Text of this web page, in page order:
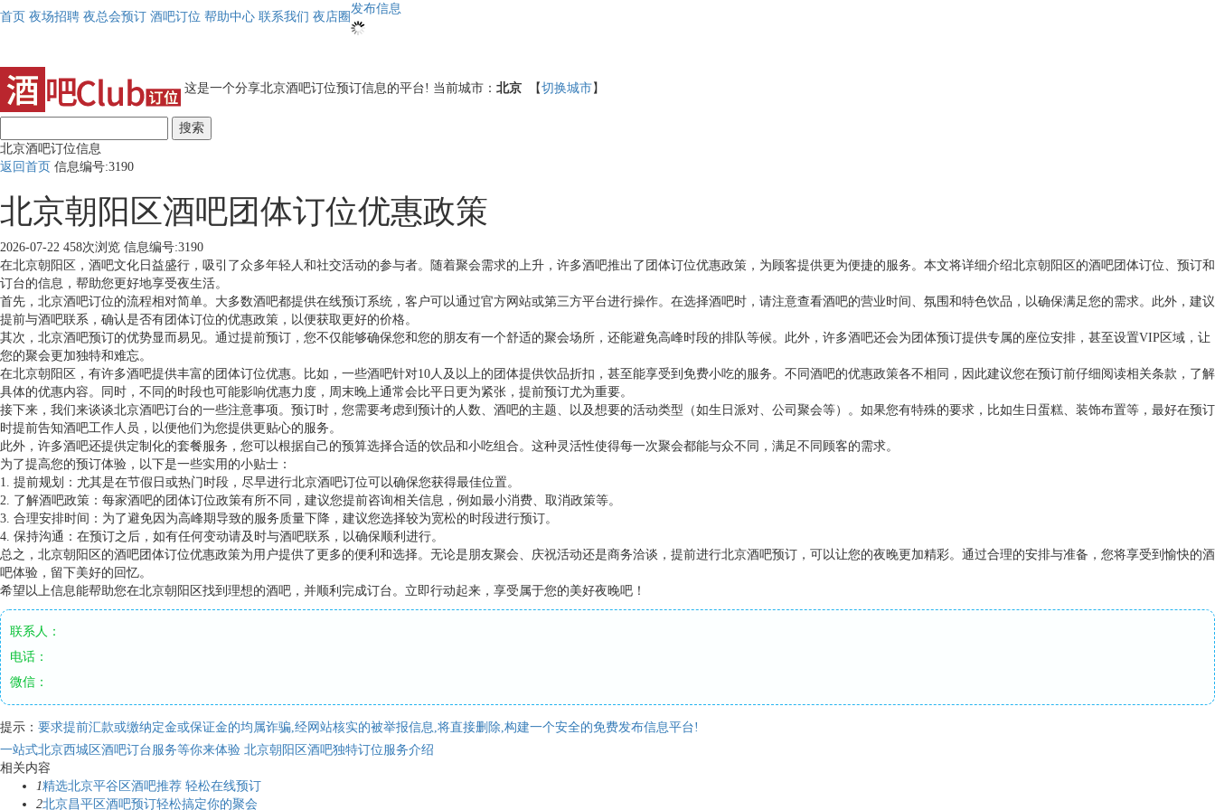
首页 夜场招聘 夜总会预订 酒吧订位 帮助中心 联系我们 夜店圈
发布信息
这是一个分享北京酒吧订位预订信息的平台! 当前城市： 北京 【切换城市】
搜索
北京酒吧订位信息
返回首页 信息编号:3190
北京朝阳区酒吧团体订位优惠政策
2026-07-22 458次浏览 信息编号:3190
在北京朝阳区，酒吧文化日益盛行，吸引了众多年轻人和社交活动的参与者。随着聚会需求的上升，许多酒吧推出了团体订位优惠政策，为顾客提供更为便捷的服务。本文将详细介绍北京朝阳区的酒吧团体订位、预订和
订台的信息，帮助您更好地享受夜生活。
首先，北京酒吧订位的流程相对简单。大多数酒吧都提供在线预订系统，客户可以通过官方网站或第三方平台进行操作。在选择酒吧时，请注意查看酒吧的营业时间、氛围和特色饮品，以确保满足您的需求。此外，建议
提前与酒吧联系，确认是否有团体订位的优惠政策，以便获取更好的价格。
其次，北京酒吧预订的优势显而易见。通过提前预订，您不仅能够确保您和您的朋友有一个舒适的聚会场所，还能避免高峰时段的排队等候。此外，许多酒吧还会为团体预订提供专属的座位安排，甚至设置VIP区域，让
您的聚会更加独特和难忘。
在北京朝阳区，有许多酒吧提供丰富的团体订位优惠。比如，一些酒吧针对10人及以上的团体提供饮品折扣，甚至能享受到免费小吃的服务。不同酒吧的优惠政策各不相同，因此建议您在预订前仔细阅读相关条款，了解
具体的优惠内容。同时，不同的时段也可能影响优惠力度，周末晚上通常会比平日更为紧张，提前预订尤为重要。
接下来，我们来谈谈北京酒吧订台的一些注意事项。预订时，您需要考虑到预计的人数、酒吧的主题、以及想要的活动类型（如生日派对、公司聚会等）。如果您有特殊的要求，比如生日蛋糕、装饰布置等，最好在预订
时提前告知酒吧工作人员，以便他们为您提供更贴心的服务。
此外，许多酒吧还提供定制化的套餐服务，您可以根据自己的预算选择合适的饮品和小吃组合。这种灵活性使得每一次聚会都能与众不同，满足不同顾客的需求。
为了提高您的预订体验，以下是一些实用的小贴士：
1. 提前规划：尤其是在节假日或热门时段，尽早进行北京酒吧订位可以确保您获得最佳位置。
2. 了解酒吧政策：每家酒吧的团体订位政策有所不同，建议您提前咨询相关信息，例如最小消费、取消政策等。
3. 合理安排时间：为了避免因为高峰期导致的服务质量下降，建议您选择较为宽松的时段进行预订。
4. 保持沟通：在预订之后，如有任何变动请及时与酒吧联系，以确保顺利进行。
总之，北京朝阳区的酒吧团体订位优惠政策为用户提供了更多的便利和选择。无论是朋友聚会、庆祝活动还是商务洽谈，提前进行北京酒吧预订，可以让您的夜晚更加精彩。通过合理的安排与准备，您将享受到愉快的酒
吧体验，留下美好的回忆。
希望以上信息能帮助您在北京朝阳区找到理想的酒吧，并顺利完成订台。立即行动起来，享受属于您的美好夜晚吧！
联系人：
电话：
微信：
提示： 要求提前汇款或缴纳定金或保证金的均属诈骗,经网站核实的被举报信息,将直接删除,构建一个安全的免费发布信息平台!
一站式北京西城区酒吧订台服务等你来体验 北京朝阳区酒吧独特订位服务介绍
相关内容
1精选北京平谷区酒吧推荐 轻松在线预订
2北京昌平区酒吧预订轻松搞定你的聚会